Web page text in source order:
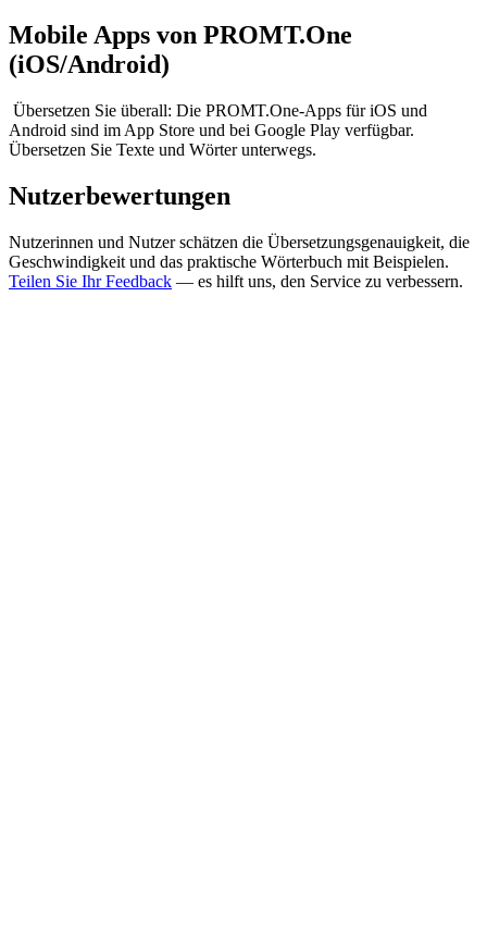
Mobile Apps von PROMT.One
(iOS/Android)
Übersetzen Sie überall: Die PROMT.One-Apps für iOS und
Android sind im App Store und bei Google Play verfügbar.
Übersetzen Sie Texte und Wörter unterwegs.
Nutzerbewertungen
Nutzerinnen und Nutzer schätzen die Übersetzungsgenauigkeit, die
Geschwindigkeit und das praktische Wörterbuch mit Beispielen.
Teilen Sie Ihr Feedback — es hilft uns, den Service zu verbessern.